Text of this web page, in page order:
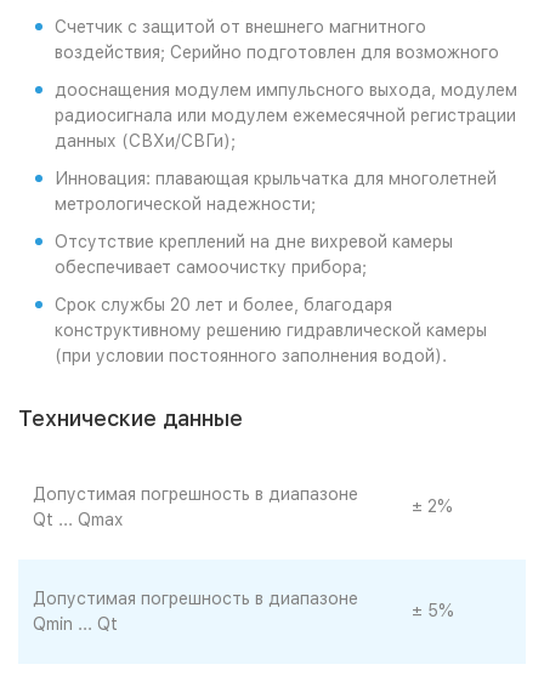
Счетчик с защитой от внешнего магнитного
воздействия; Серийно подготовлен для возможного
дооснащения модулем импульсного выхода, модулем
радиосигнала или модулем ежемесячной регистрации
данных (СВХи/СВГи);
Инновация: плавающая крыльчатка для многолетней
метрологической надежности;
Отсутствие креплений на дне вихревой камеры
обеспечивает самоочистку прибора;
Срок службы 20 лет и более, благодаря
конструктивному решению гидравлической камеры
(при условии постоянного заполнения водой).
Технические данные
Допустимая погрешность в диапазоне
Qt ... Qmax
± 2%
Допустимая погрешность в диапазоне
Qmin ... Qt
± 5%